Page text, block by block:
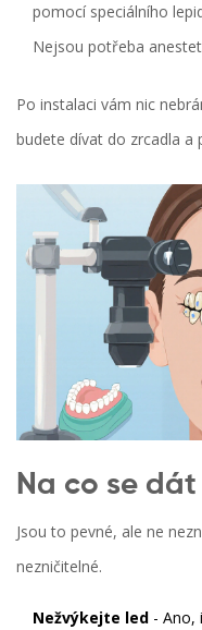
pomocí speciálního
Nejsou potřeba
Po instalaci vám nic
budete dívat do zrcadla a
Na co se
Jsou to pevné, ale ne
nezničitelné.
Nežvýkejte led - Ano,